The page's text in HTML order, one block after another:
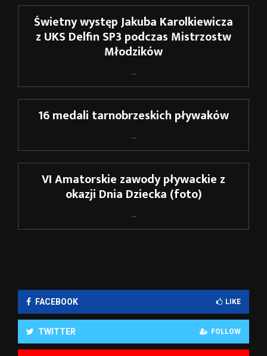
Świetny występ Jakuba Karolkiewicza
z UKS Delfin SP3 podczas Mistrzostw
Młodzików
...
16 medali tarnobrzeskich pływaków
...
VI Amatorskie zawody pływackie z
okazji Dnia Dziecka (foto)
...
FACEBOOK LIKE
TWITTER FOLLOW